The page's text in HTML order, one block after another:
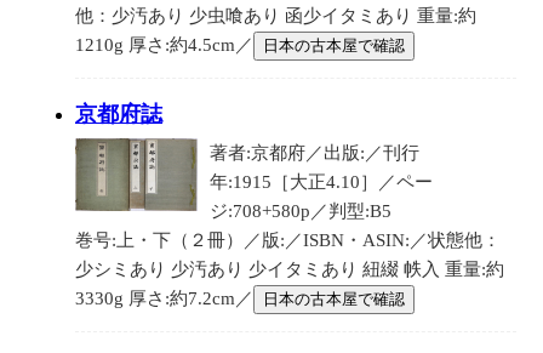
他：少汚あり 少虫喰あり 函少イタミあり 重量:約
1210g 厚さ:約4.5cm／
日本の古本屋で確認
京都府誌
著者:京都府／出版:／刊行
年:1915［大正4.10］／ペー
ジ:708+580p／判型:B5
巻号:上・下（２冊）／版:／ISBN・ASIN:／状態他：
少シミあり 少汚あり 少イタミあり 紐綴 帙入 重量:約
3330g 厚さ:約7.2cm／
日本の古本屋で確認